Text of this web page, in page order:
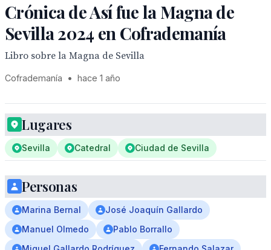
Crónica de Así fue la Magna de
Sevilla 2024 en Cofrademanía
Libro sobre la Magna de Sevilla
Cofrademanía • hace 1 año
Lugares
Sevilla Catedral Ciudad de Sevilla
Personas
Marina Bernal
José Joaquín Gallardo
Manuel Olmedo
Pablo Borrallo